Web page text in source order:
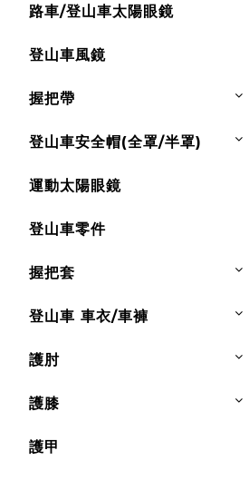
路車/登山車太陽眼鏡
登山車風鏡
握把帶
登山車安全帽(全罩/半罩)
運動太陽眼鏡
登山車零件
握把套
登山車 車衣/車褲
護肘
護膝
護甲